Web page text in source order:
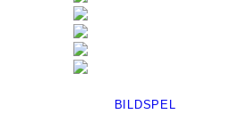
BILDSPEL